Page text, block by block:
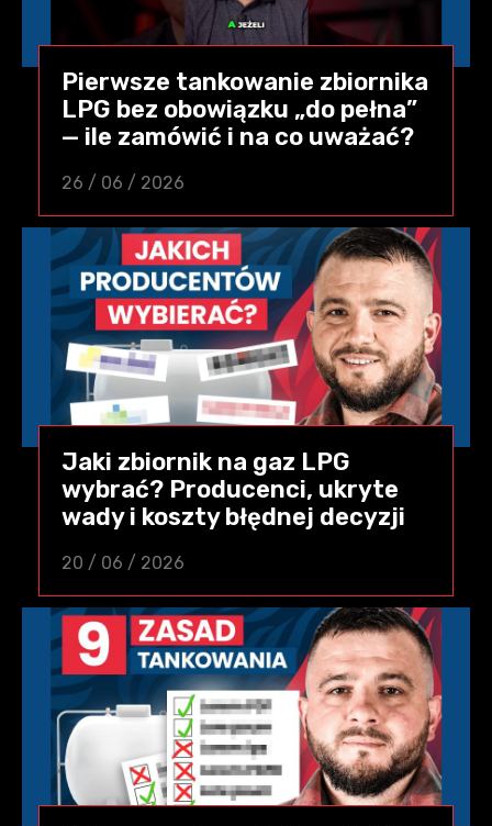
Pierwsze tankowanie zbiornika
LPG bez obowiązku „do pełna”
— ile zamówić i na co uważać?
26 / 06 / 2026
Jaki zbiornik na gaz LPG
wybrać? Producenci, ukryte
wady i koszty błędnej decyzji
20 / 06 / 2026